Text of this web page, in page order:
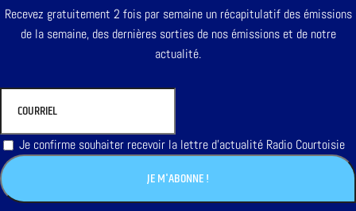
Recevez gratuitement 2 fois par semaine un récapitulatif des émissions
de la semaine, des dernières sorties de nos émissions et de notre
actualité.
Je confirme souhaiter recevoir la lettre d'actualité Radio Courtoisie